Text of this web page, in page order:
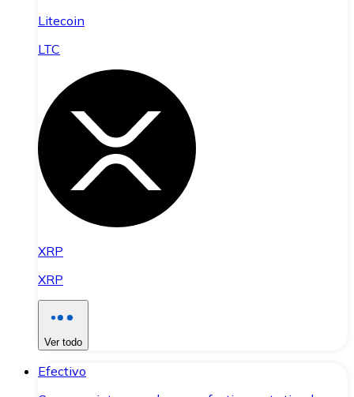
Litecoin
LTC
XRP
XRP
Ver todo
Efectivo